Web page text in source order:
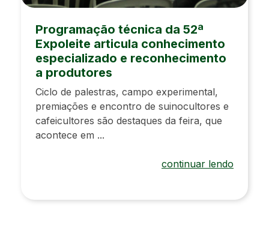
Programação técnica da 52ª
Expoleite articula conhecimento
especializado e reconhecimento
a produtores
Ciclo de palestras, campo experimental,
premiações e encontro de suinocultores e
cafeicultores são destaques da feira, que
acontece em ...
continuar lendo